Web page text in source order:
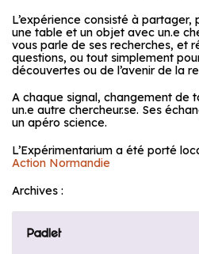
L’expérience consisté à partager,
une table et un objet avec un.e
vous parle de ses recherches, et
questions, ou tout simplement
découvertes ou de l’avenir de la
A chaque signal, changement de
un.e autre chercheur.se. Ses
un apéro science.
L’Expérimentarium a été porté
Action Normandie
Archives :